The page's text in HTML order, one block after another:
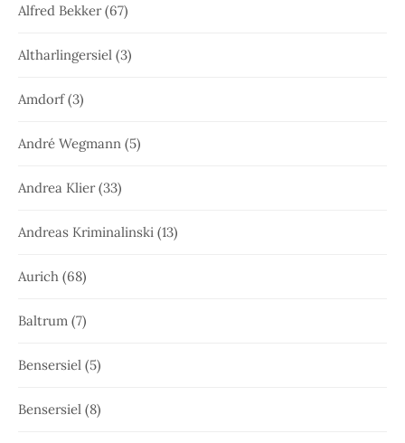
Alfred Bekker(67)
Altharlingersiel (3)
Amdorf(3)
André Wegmann (5)
Andrea Klier(33)
Andreas Kriminalinski (13)
Aurich (68)
Baltrum (7)
Bensersiel (5)
Bensersiel (8)